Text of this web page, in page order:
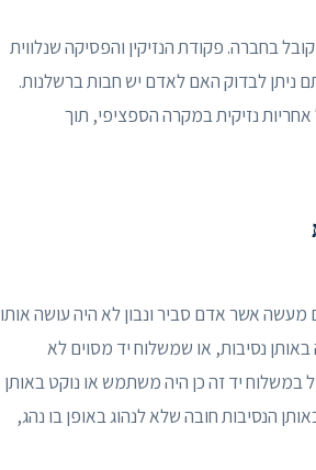
בחברה. פקודת הנזיקין והפסיקה שנלווית
ניתן לבדוק האם לאדם יש חבות ברשלנות.
נזיקית במקרה הספציפי, תוך
ועשה אדם מעשה אשר אדם סביר ונבון לא היה עושה אותו
נסיבות, או שמשלוח יד מסוים לא
במשלוח יד זה כן היה משתמש או נוקט באותן
הנסיבות חובה שלא לנהוג באופן בו נהג,